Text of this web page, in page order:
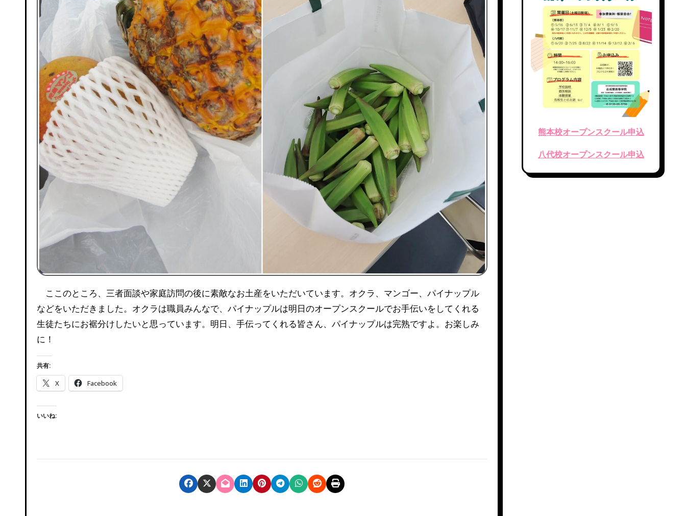
ここのところ、三者面談や家庭訪問の後に素敵なお土産をいただいています。オクラ、マンゴー、パイナップル
などをいただきました。オクラは職員みんなで、パイナップルは明日のオープンスクールでお手伝いをしてくれる
生徒たちにお裾分けしたいと思っています。明日、手伝ってくれる皆さん、パイナップルは完熟ですよ。お楽しみ
に！
共有:
X
Facebook
いいね:
熊本校オープンスクール申込
八代校オープンスクール申込